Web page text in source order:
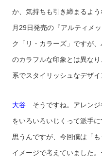
か、気持ちも引き締まるよ
月29日発売の『アルティメ
ク「リ・カラーズ」ですが
のカラフルな印象とは異な
系でスタイリッシュなデザイ
大谷そうですね。アレンジ
をいろいろいじくって派手
思うんですが、今回僕は「
イメージで考えていました